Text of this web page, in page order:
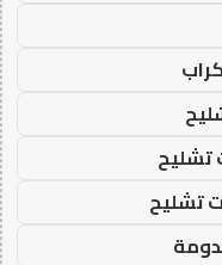
تشليح
تشليح